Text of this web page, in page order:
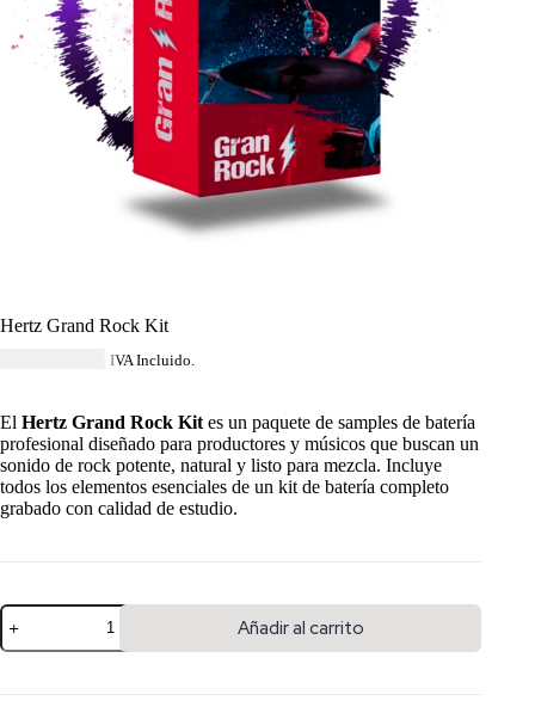
Hertz Grand Rock Kit
IVA Incluido.
El Hertz Grand Rock Kit es un paquete de samples de batería
profesional diseñado para productores y músicos que buscan un
sonido de rock potente, natural y listo para mezcla. Incluye
todos los elementos esenciales de un kit de batería completo
grabado con calidad de estudio.
Añadir al carrito